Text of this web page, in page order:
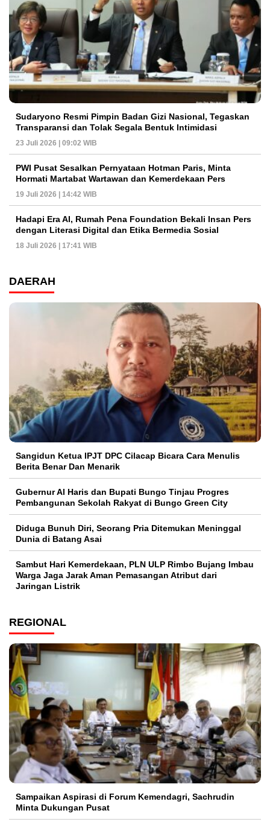
Sudaryono Resmi Pimpin Badan Gizi Nasional, Tegaskan
Transparansi dan Tolak Segala Bentuk Intimidasi
23 Juli 2026 | 09:02 WIB
PWI Pusat Sesalkan Pernyataan Hotman Paris, Minta
Hormati Martabat Wartawan dan Kemerdekaan Pers
19 Juli 2026 | 14:42 WIB
Hadapi Era AI, Rumah Pena Foundation Bekali Insan Pers
dengan Literasi Digital dan Etika Bermedia Sosial
18 Juli 2026 | 17:41 WIB
DAERAH
Sangidun Ketua IPJT DPC Cilacap Bicara Cara Menulis
Berita Benar Dan Menarik
​Gubernur Al Haris dan Bupati Bungo Tinjau Progres
Pembangunan Sekolah Rakyat di Bungo Green City
Diduga Bunuh Diri, Seorang Pria Ditemukan Meninggal
Dunia di Batang Asai
Sambut Hari Kemerdekaan, PLN ULP Rimbo Bujang Imbau
Warga Jaga Jarak Aman Pemasangan Atribut dari
Jaringan Listrik​
REGIONAL
Sampaikan Aspirasi di Forum Kemendagri, Sachrudin
Minta Dukungan Pusat